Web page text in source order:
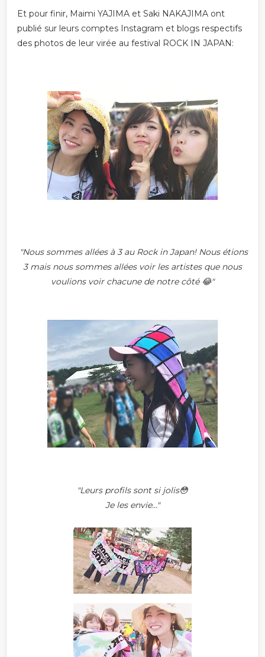
Et pour finir, Maimi YAJIMA et Saki NAKAJIMA ont
publié sur leurs comptes Instagram et blogs respectifs
des photos de leur virée au festival ROCK IN JAPAN:
"Nous sommes allées à 3 au Rock in Japan! Nous étions
3 mais nous sommes allées voir les artistes que nous
voulions voir chacune de notre côté 😂"
"Leurs profils sont si jolis😳
Je les envie..."